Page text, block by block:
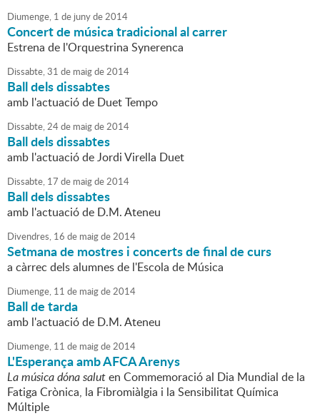
Diumenge, 1 de junyde2014
Concert de música tradicional al carrer
Estrena de l'Orquestrina Synerenca
Dissabte,31 de maigde2014
Ball dels dissabtes
amb l'actuació de Duet Tempo
Dissabte,24de maigde2014
Ball dels dissabtes
amb l'actuació de Jordi Virella Duet
Dissabte, 17 de maigde2014
Ball dels dissabtes
amb l'actuació de D.M. Ateneu
Divendres, 16 de maigde2014
Setmana de mostres i concerts de final de curs
a càrrec dels alumnes de l'Escola de Música
Diumenge, 11 de maigde2014
Ball de tarda
amb l'actuació de D.M. Ateneu
Diumenge, 11 de maigde2014
L'Esperança amb AFCA Arenys
La música dóna saluten Commemoració al Dia Mundial de la
Fatiga Crònica, la Fibromiàlgia i la Sensibilitat Química
Múltiple